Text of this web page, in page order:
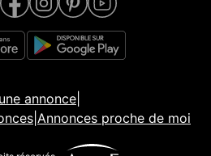
annonce
Annonces proche de moi